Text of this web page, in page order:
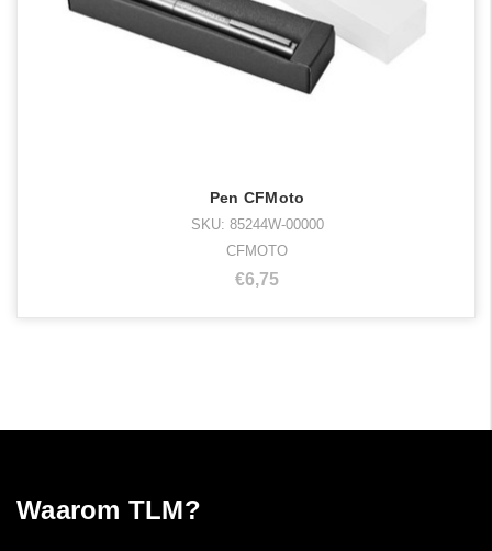
Pen CFMoto
SKU: 85244W-00000
CFMOTO
€6,75
Waarom TLM?